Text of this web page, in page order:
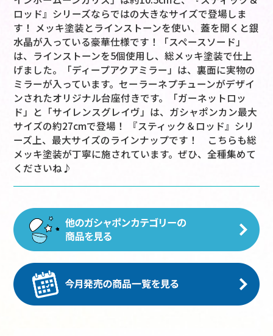
ロッド』シリーズならではの大きなサイズで登場しま
す！ メッキ塗装とラインストーンを使い、蓋を開くと銀
水晶が入っている豪華仕様です！「スペースソード」
は、ラインストーンを5個使用し、総メッキ塗装で仕上
げました。「ディープアクアミラー」は、裏面に実物の
ミラーが入っています。セーラーネプチューンがデザイ
ンされたオリジナル台座付きです。「ガーネットロッ
ド」と「サイレンスグレイヴ」は、ガシャポンカン最大
サイズの約27cmで登場！ 『スティック＆ロッド』シリ
ーズ上、最大サイズのラインナップです！ こちらも総
メッキ塗装が丁寧に施されています。ぜひ、全種集めて
くださいね♪